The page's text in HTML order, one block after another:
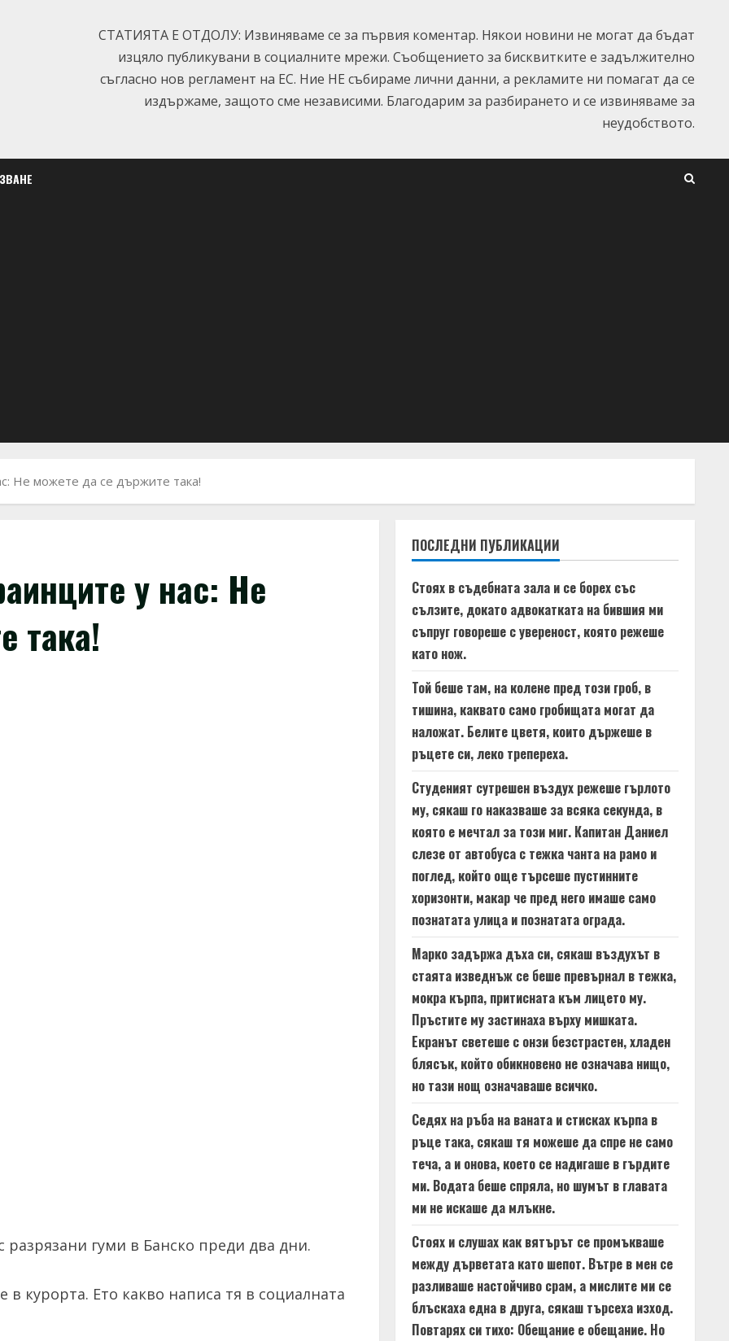
СТАТИЯТА Е ОТДОЛУ: Извиняваме се за първия коментар. Някои новини не могат да бъдат
изцяло публикувани в социалните мрежи. Съобщението за бисквитките е задължително
съгласно нов регламент на ЕС. Ние НЕ събираме лични данни, а рекламите ни помагат да се
издържаме, защото сме независими. Благодарим за разбирането и се извиняваме за
неудобството.
Не можете да се държите така!
у нас: Не
така!
гуми в Банско преди два дни.
курорта. Ето какво написа тя в социалната
ПОСЛЕДНИ ПУБЛИКАЦИИ
Стоях в съдебната зала и се борех със
сълзите, докато адвокатката на бившия ми
съпруг говореше с увереност, която режеше
като нож.
Той беше там, на колене пред този гроб, в
тишина, каквато само гробищата могат да
наложат. Белите цветя, които държеше в
ръцете си, леко трепереха.
Студеният сутрешен въздух режеше гърлото
му, сякаш го наказваше за всяка секунда, в
която е мечтал за този миг. Капитан Даниел
слезе от автобуса с тежка чанта на рамо и
поглед, който още търсеше пустинните
хоризонти, макар че пред него имаше само
познатата улица и познатата ограда.
Марко задържа дъха си, сякаш въздухът в
стаята изведнъж се беше превърнал в тежка,
мокра кърпа, притисната към лицето му.
Пръстите му застинаха върху мишката.
Екранът светеше с онзи безстрастен, хладен
блясък, който обикновено не означава нищо,
но тази нощ означаваше всичко.
Седях на ръба на ваната и стисках кърпа в
ръце така, сякаш тя можеше да спре не само
теча, а и онова, което се надигаше в гърдите
ми. Водата беше спряла, но шумът в главата
ми не искаше да млъкне.
Стоях и слушах как вятърът се промъкваше
между дърветата като шепот. Вътре в мен се
разливаше настойчиво срам, а мислите ми се
блъскаха една в друга, сякаш търсеха изход.
Повтарях си тихо: Обещание е обещание. Но